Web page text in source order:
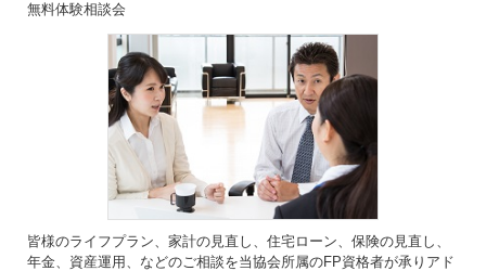
無料体験相談会
皆様のライフプラン、家計の見直し、住宅ローン、保険の見直し、
年金、資産運用、などのご相談を当協会所属のFP資格者が承りアド